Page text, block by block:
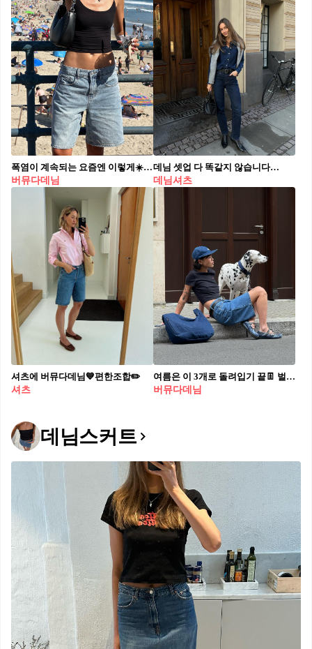
폭염이 계속되는 요즘엔 이렇게☀️ 지금처럼 더울 때 입기 좋은 민소매&반바지 조합 4가지🎽🩳 1. 끈나시에 버뮤다 데님으로 캐주얼한 데일리 코디 2. 민소매 블라우스에 아디다스 쇼츠로 러블리한 믹스매치 스타일링 3. 수트 베스트에 하프 슬랙스로 미니멀한 출근 룩 4. 탱크탑에 농구 바지로 스포티 무드 스타일링
버뮤다데님
데님 셋업 다 똑같지 않습니다🙅🏻‍♀️ 다양하게 즐기는 데님 셋업 7가지 스타일링💙이렇게 따라해요 1. 똑같은 톤의 데님 셔츠와 청바지로 클래식 룩 2. 다른 톤의 데님 셔츠와 청바지로 엣지 있는 스타일링 3. 데님 셔츠와 버뮤다 데님으로 캐주얼 코디 4. 데님 셔츠에 데님 스커트 더해 러블리 무드 5. 수트 베스트과 청바지로 트렌디한 스타일링 6. 데님 셔츠에 화이트 데님으로 센스 있는 데일리 룩 7. 데님 자켓과 청바지로 미리 준비하는 가을 코디
데님셔츠
셔츠에 버뮤다데님💙편한조합✏️
셔츠
여름은 이 3개로 돌려입기 끝👖 벌써부터 후덥지근한 날씨에 장마철까지 겹치면서 옷 입기 정말 애매해졌죠. 오늘은 비에 젖지 않으면서도 스타일을 살릴 수 있는 장마철 필수 아이템 3가지를 소개할게요.✨ 1. 버뮤다 데님 크롭탑이나 기본 민소매와 매치해 시원하고 미니멀한 무드로 연출하기 좋습니다. 2. 미니 원피스 단독으로 입거나 스카프로 포인트를 더해 간편하면서도 멋스럽게 스타일링할 수 있습니다. 3. 데님 미니스커트 데님의 캐주얼함에 미니 기장의 페미닌함을 더해 데일리룩으로 활용하기 좋습니다.
버뮤다데님
데님스커트